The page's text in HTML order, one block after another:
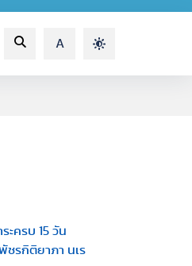
A
ครบ 15 วัน
ชรกิติยาภา นเร